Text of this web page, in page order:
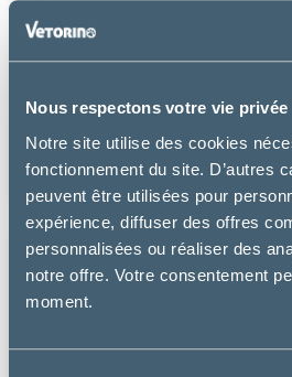
Nous respectons votre vie privée
Notre site utilise des cookies
fonctionnement du site. D’autres
peuvent être utilisées pour
expérience, diffuser des offres
personnalisées ou réaliser des
notre offre. Votre consentement
moment.
Purina Pro
CAT DELICATE -
à partir de
24.49€